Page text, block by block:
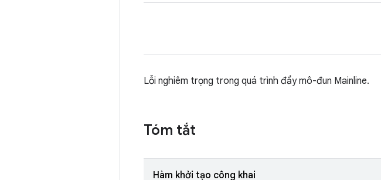
Lỗi nghiêm trọng trong quá trình đẩy mô-đun Mainline.
Tóm tắt
Hàm khởi tạo công khai